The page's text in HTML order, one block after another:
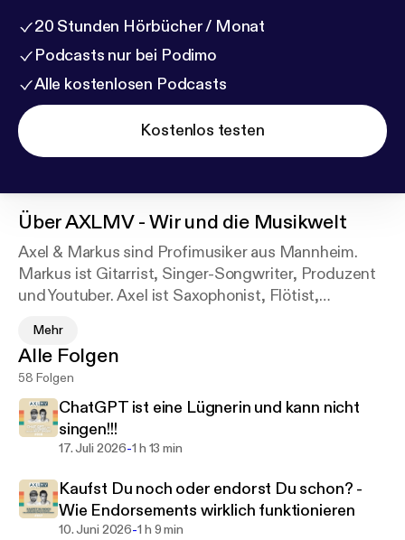
20 Stunden Hörbücher / Monat
Podcasts nur bei Podimo
Alle kostenlosen Podcasts
Kostenlos testen
ÜberAXLMV - Wir und die Musikwelt
Axel & Markus sind Profimusiker aus Mannheim.
Markus ist Gitarrist, Singer-Songwriter, Produzent
und Youtuber. Axel ist Saxophonist, Flötist,
"Fliphead" Flötenmundstücke. Axel & Markus
touren gemeinsam u.a. mit der "Gregor Meyle Band"
und musizieren zusammen mit der "Sing meinen
Song" - Band im südafrikanischen
Sonnenuntergang. Im Podcast geht es um alles,
was Musiker*innen aktuell so umtreibt - sei es auf,
Mehr
Alle Folgen
58 Folgen
ChatGPT ist eine Lügnerin und kann nicht
singen!!!
17. Juli 2026-1 h 13 min
Kaufst Du noch oder endorst Du schon? -
Wie Endorsements wirklich funktionieren
10. Juni 2026-1 h 9 min